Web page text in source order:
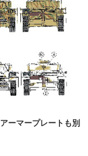
ーマープレートも別